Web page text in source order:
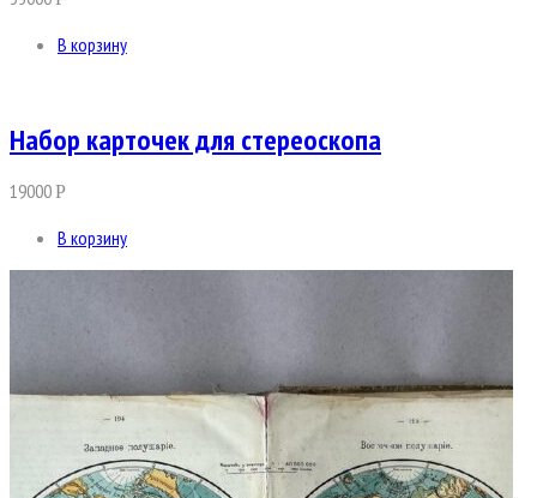
В корзину
Набор карточек для стереоскопа
19000Р
В корзину